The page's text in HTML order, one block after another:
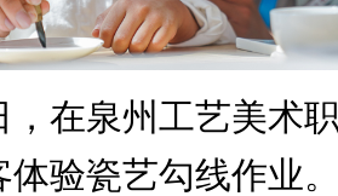
在泉州工艺美术职
体验瓷艺勾线作业